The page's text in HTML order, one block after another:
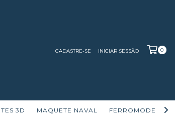
CADASTRE-SE INICIAR SESSÃO 0
3D MAQUETE NAVAL